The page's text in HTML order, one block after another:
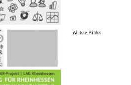
Weitere Bilder